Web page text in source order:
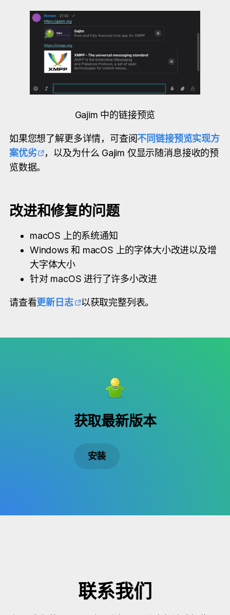
Gajim 中的链接预览
如果您想了解更多详情，可查阅不同链接预览实现方
案优劣
，以及为什么 Gajim 仅显示随消息接收的预
览数据。
改进和修复的问题
macOS 上的系统通知
Windows 和 macOS 上的字体大小改进以及增
大字体大小
针对 macOS 进行了许多小改进
请查看更新日志 以获取完整列表。
获取最新版本
安装
联系我们